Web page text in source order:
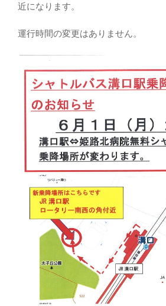
近になります。
運行時間の変更はありません。